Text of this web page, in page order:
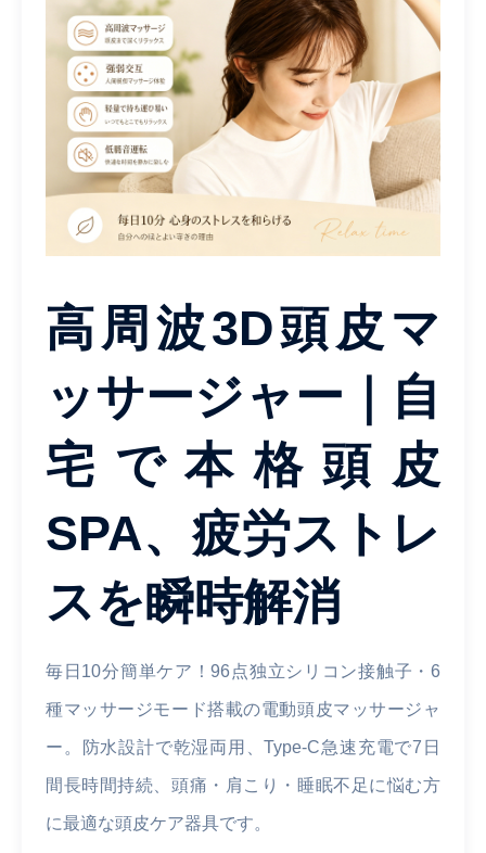
高周波3D頭皮マ
ッサージャー｜自
宅で本格頭皮
SPA、疲労ストレ
スを瞬時解消
毎日10分簡単ケア！96点独立シリコン接触子・6
種マッサージモード搭載の電動頭皮マッサージャ
ー。防水設計で乾湿両用、Type-C急速充電で7日
間長時間持続、頭痛・肩こり・睡眠不足に悩む方
に最適な頭皮ケア器具です。